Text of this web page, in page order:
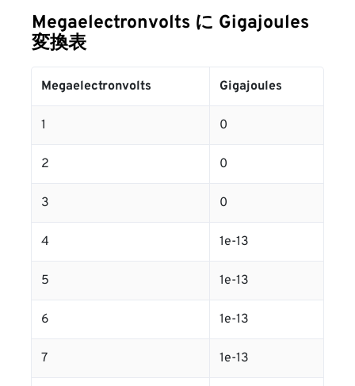
Megaelectronvolts に Gigajoules
変換表
Megaelectronvolts Gigajoules
1 0
2 0
3 0
4 1e-13
5 1e-13
6 1e-13
7 1e-13